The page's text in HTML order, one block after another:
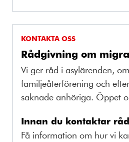
KONTAKTA OSS
Rådgivning om
Vi ger råd i asylärenden, om
familjeåterförening och
saknade anhöriga. Öppet
Innan du kontaktar
Få information om hur vi